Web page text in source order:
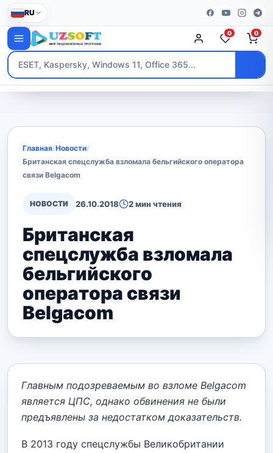
RU
0 0
Главная/Новости/
Британская спецслужба взломала бельгийского оператора
связи Belgacom
НОВОСТИ 26.10.2018 2 мин чтения
Британская
спецслужба взломала
бельгийского
оператора связи
Belgacom
Главным подозреваемым во взломе Belgacom
является ЦПС, однако обвинения не были
предъявлены за недостатком доказательств.
В 2013 году спецслужбы Великобритании